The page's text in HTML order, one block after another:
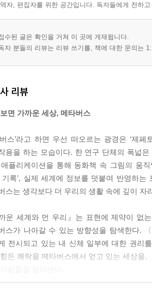
자, 편집자를 위한 공간입니다. 독자들에게 전하
수된 글은 확인을 거쳐 이 곳에 게재됩니다.
자 분들의 리뷰는 리뷰 쓰기를, 책에 대한 문의는
리뷰
면 가까운 세상, 메타버스
버스’라고 하면 우선 떠오르는 광경은 ‘제
용을 하는 모습이다. 한 연구 단체의 폭넓
플리케이션을 통해 동화책 속 그림의 움
기록’, 실제 세계에 정보를 덧붙여 반영하
스는 생각보다 더 우리의 생활 속에 깊이 자
까운 세계와 먼 우리』는 표현에 제약이 없
스가 나아갈 수 있는 방향성을 탐색한다.
전시되고 있는 내 신체 일부에 대한 권리
든 쾌락을 메타버스에서 얻고 있는 세상을